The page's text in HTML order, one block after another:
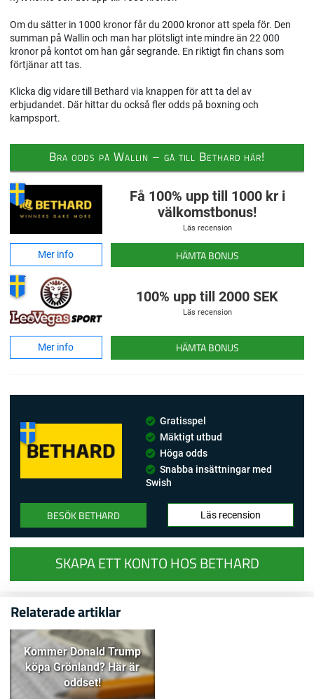
Om du sätter in 1000 kronor får du 2000 kronor att spela för. Den
summan på Wallin och man har plötsligt inte mindre än 22 000
kronor på kontot om han går segrande. En riktigt fin chans som
förtjänar att tas.
Klicka dig vidare till Bethard via knappen för att ta del av
erbjudandet. Där hittar du också fler odds på boxning och
kampsport.
Bra odds på Wallin – gå till Bethard här!
Få 100% upp till 1000 kr i
välkomstbonus!
Läs recension
Mer info HÄMTA BONUS
100% upp till 2000 SEK
Läs recension
Mer info HÄMTA BONUS
Gratisspel
Mäktigt utbud
Höga odds
Snabba insättningar med
Swish
BESÖK BETHARD Läs recension
SKAPA ETT KONTO HOS BETHARD
Relaterade artiklar
Kommer Donald Trump
köpa Grönland? Här är
oddset!